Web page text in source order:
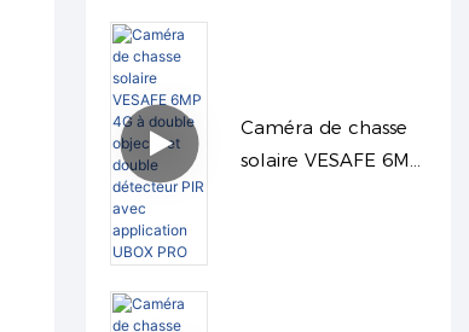
Caméra de chasse
solaire VESAFE 6MP